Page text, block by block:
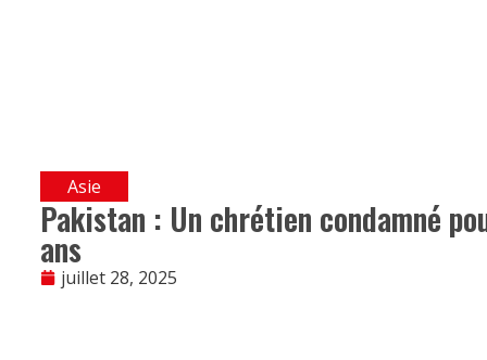
Asie
Pakistan : Un chrétien condamné
ans
juillet 28, 2025